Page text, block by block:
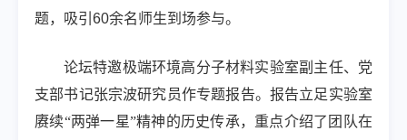
题，吸引 60余名师生到场参与。
论坛特邀极端环境高分子材料实验室副主任、党
支部书记张宗波研究员作专题报告。报告立足实验室
赓续“两弹一星”精神的历史传承，重点介绍了团队在